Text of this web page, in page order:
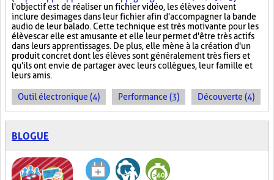
l'objectif est de réaliser un fichier vidéo, les élèves doivent
inclure des images dans leur fichier afin d'accompagner la bande
audio de leur balado. Cette technique est très motivante pour les
élèves car elle est amusante et elle leur permet d'être très actifs
dans leurs apprentissages. De plus, elle mène à la création d'un
produit concret dont les élèves sont généralement très fiers et
qu'ils ont envie de partager avec leurs collègues, leur famille et
leurs amis.
Outil électronique (4) Performance (3) Découverte (4)
BLOGUE